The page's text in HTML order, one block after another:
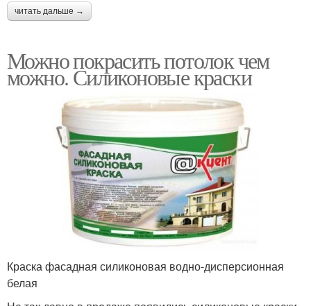
читать дальше →
Можно покрасить потолок чем
можно. Силиконовые краски
Краска фасадная силиконовая водно-дисперсионная
белая